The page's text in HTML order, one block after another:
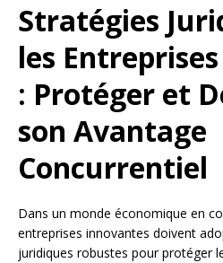
Stratégies
les
: Protéger et
son Avantage
Concurrentiel
Dans un monde économique en
entreprises innovantes doivent
juridiques robustes pour protéger